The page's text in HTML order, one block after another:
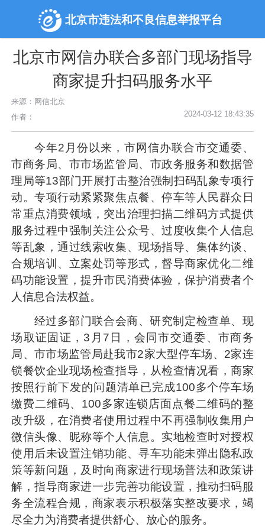
北京市违法和不良信息举报平台
北京市网信办联合多部门现场指导
商家提升扫码服务水平
来源：网信北京
作者：
2024-03-12 18:43:35
今年2月份以来，市网信办联合市交通委、
市商务局、市市场监管局、市政务服务和数据管
理局等13部门开展打击整治强制扫码乱象专项行
动。专项行动紧紧聚焦点餐、停车等人民群众日
常重点消费领域，突出治理扫描二维码方式提供
服务过程中强制关注公众号、过度收集个人信息
等乱象，通过线索收集、现场指导、集体约谈、
合规培训、立案处罚等形式，督导商家优化二维
码功能设置，提升市民消费体验，保护消费者个
人信息合法权益。
经过多部门联合会商、研究制定检查单、现
场取证固证，3月7日，会同市交通委、市商务
局、市市场监管局赴我市2家大型停车场、2家连
锁餐饮企业现场检查指导，从检查情况看，商家
按照行前下发的问题清单已完成100多个停车场
缴费二维码、100多家连锁店面点餐二维码的整
改升级，在消费者使用过程中不再强制收集用户
微信头像、昵称等个人信息。实地检查时对授权
使用后未设置注销功能、寻车功能未弹出隐私政
策等新问题，及时向商家进行现场普法和政策讲
解，指导商家进一步完善功能设置，推动扫码服
务全流程合规，商家表示积极落实整改要求，竭
尽全力为消费者提供舒心、放心的服务。